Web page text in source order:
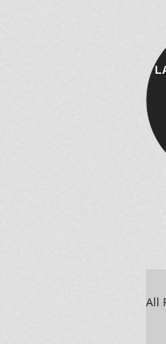
All